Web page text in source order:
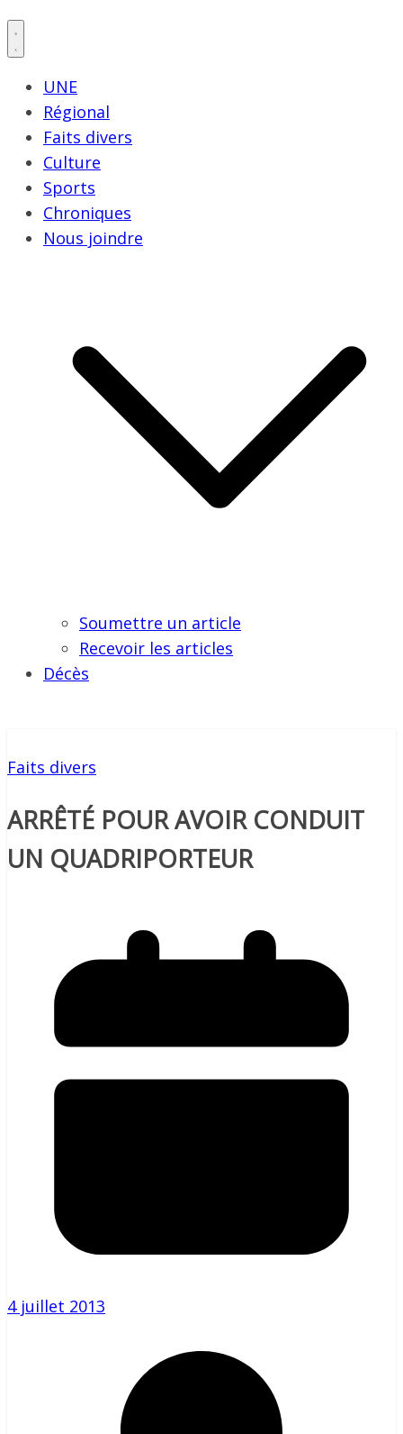
UNE
Régional
Faits divers
Culture
Sports
Chroniques
Nous joindre
Soumettre un article
Recevoir les articles
Décès
Faits divers
ARRÊTÉ POUR AVOIR CONDUIT
UN QUADRIPORTEUR
4 juillet 2013